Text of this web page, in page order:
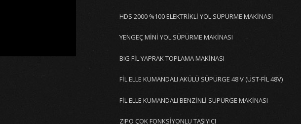
HDS 2000 %100 ELEKTRİKLİ YOL SÜPÜRME MAKİNASI
YENGEÇ MİNİ YOL SÜPÜRME MAKİNASI
BIG FİL YAPRAK TOPLAMA MAKİNASI
FİL ELLE KUMANDALI AKÜLÜ SÜPÜRGE 48 V (ÜST-FİL 48V)
FİL ELLE KUMANDALI BENZİNLİ SÜPÜRGE MAKİNASI
ZIPO ÇOK FONKSİYONLU TAŞIYICI